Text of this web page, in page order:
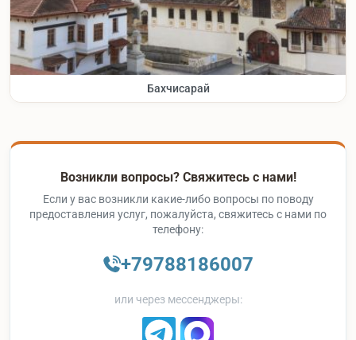
Бахчисарай
Возникли вопросы? Свяжитесь с нами!
Если у вас возникли какие-либо вопросы по поводу
предоставления услуг, пожалуйста, свяжитесь с нами по
телефону:
+79788186007
или через мессенджеры: